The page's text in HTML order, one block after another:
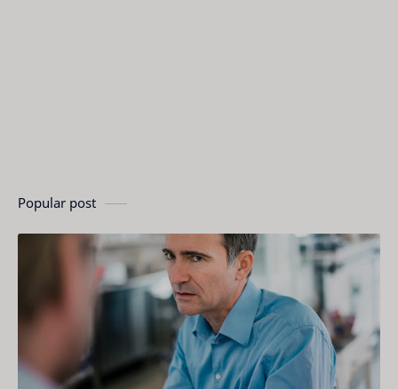
Popular post